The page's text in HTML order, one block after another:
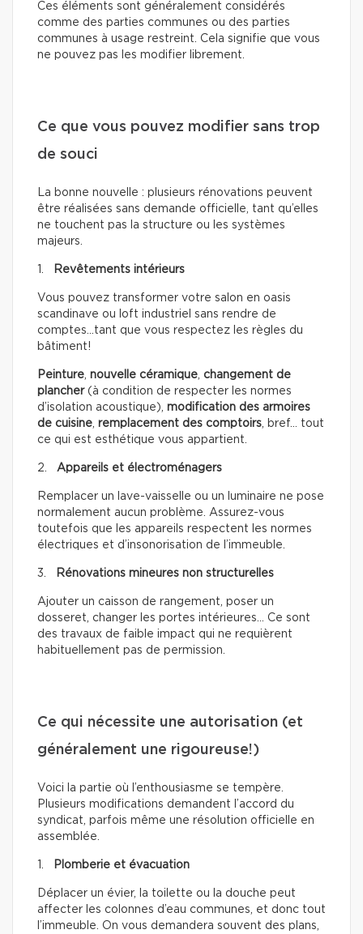
Ces éléments sont généralement considérés
comme des parties communes ou des parties
communes à usage restreint. Cela signifie que vous
ne pouvez pas les modifier librement.
Ce que vous pouvez modifier sans trop
de souci
La bonne nouvelle : plusieurs rénovations peuvent
être réalisées sans demande officielle, tant qu’elles
ne touchent pas la structure ou les systèmes
majeurs.
1. Revêtements intérieurs
Vous pouvez transformer votre salon en oasis
scandinave ou loft industriel sans rendre de
comptes…tant que vous respectez les règles du
bâtiment!
Peinture, nouvelle céramique, changement de
plancher(à condition de respecter les normes
d’isolation acoustique), modification des armoires
de cuisine, remplacement des comptoirs, bref… tout
ce qui est esthétique vous appartient.
2. Appareils et électroménagers
Remplacer un lave-vaisselle ou un luminaire ne pose
normalement aucun problème. Assurez-vous
toutefois que les appareils respectent les normes
électriques et d’insonorisation de l’immeuble.
3. Rénovations mineures non structurelles
Ajouter un caisson de rangement, poser un
dosseret, changer les portes intérieures… Ce sont
des travaux de faible impact qui ne requièrent
habituellement pas de permission.
Ce qui nécessite une autorisation (et
généralement une rigoureuse!)
Voici la partie où l’enthousiasme se tempère.
Plusieurs modifications demandent l’accord du
syndicat, parfois même une résolution officielle en
assemblée.
1. Plomberie et évacuation
Déplacer un évier, la toilette ou la douche peut
affecter les colonnes d’eau communes, et donc tout
l’immeuble. On vous demandera souvent des plans,